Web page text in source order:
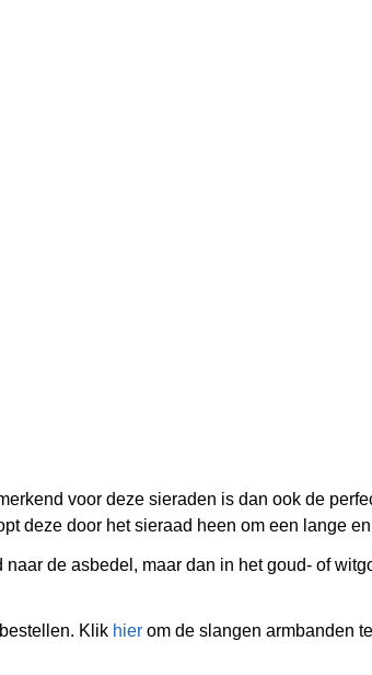
voor deze sieraden is dan ook de
deze door het sieraad heen om een lange
de asbedel, maar dan in het goud- of
Klik hier om de slangen armbanden